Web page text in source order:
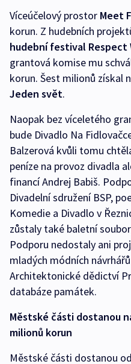
Víceúčelový prostor Meet
korun. Z hudebních
hudební festival Respect
grantová komise mu
korun. Šest milionů získal
Jeden svět.
Naopak bez víceletého
bude Divadlo Na
Balzerová kvůli tomu
peníze na provoz divadla
financí Andrej Babiš.
Divadelní sdružení BSP,
Komedie a Divadlo v
zůstaly také baletní
Podporu nedostaly ani
mladých módních
Architektonické dědictví
databáze památek.
Městské části dostanou
milionů korun
Městské části dostanou